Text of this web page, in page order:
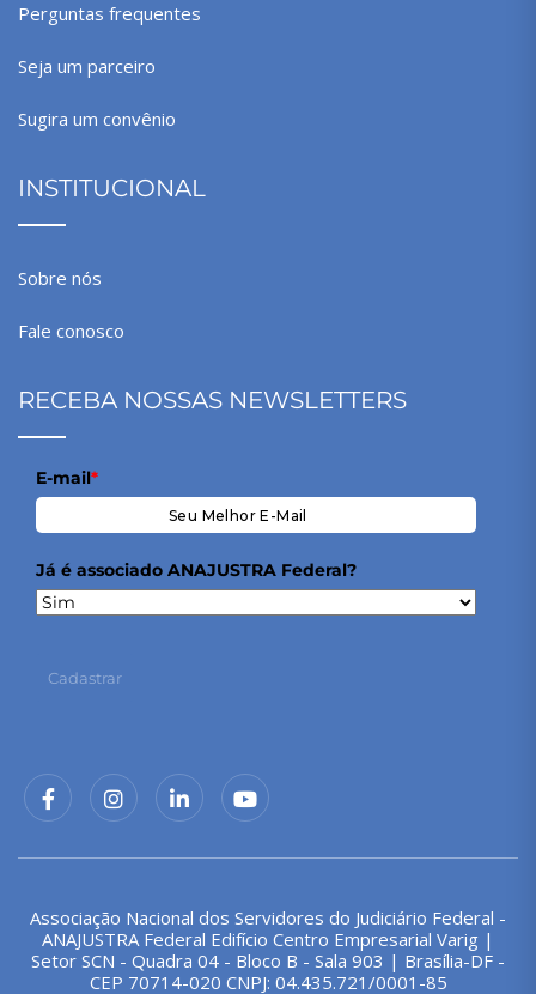
Perguntas frequentes
Seja um parceiro
Sugira um convênio
INSTITUCIONAL
Sobre nós
Fale conosco
RECEBA NOSSAS NEWSLETTERS
E-mail*
Já é associado ANAJUSTRA Federal?
Cadastrar
Associação Nacional dos Servidores do Judiciário Federal -
ANAJUSTRA Federal Edifício Centro Empresarial Varig |
Setor SCN - Quadra 04 - Bloco B - Sala 903 | Brasília-DF -
CEP 70714-020 CNPJ: 04.435.721/0001-85